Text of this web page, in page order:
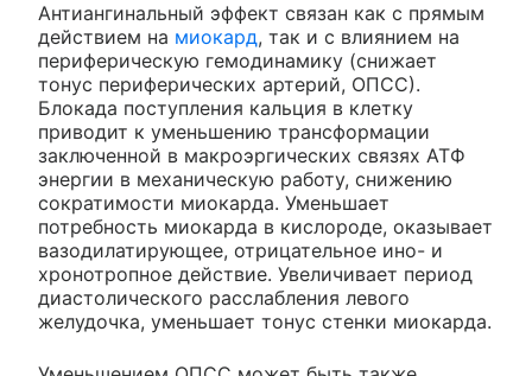
Антиангинальный эффект связан как с прямым
действием на миокард, так и с влиянием на
периферическую гемодинамику (снижает
тонус периферических артерий, ОПСС).
Блокада поступления кальция в клетку
приводит к уменьшению трансформации
заключенной в макроэргических связях АТФ
энергии в механическую работу, снижению
сократимости миокарда. Уменьшает
потребность миокарда в кислороде, оказывает
вазодилатирующее, отрицательное ино- и
хронотропное действие. Увеличивает период
диастолического расслабления левого
желудочка, уменьшает тонус стенки миокарда.